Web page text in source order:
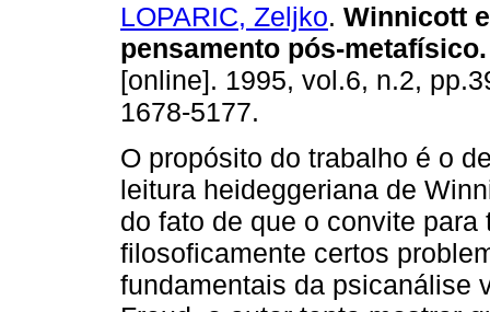
LOPARIC, Zeljko. Winnicott
pensamento pós-metafísico.
[online]. 1995, vol.6, n.2,
1678-5177.
O propósito do trabalho é o
leitura heideggeriana de
do fato de que o convite para
filosoficamente certos
fundamentais da psicanálise